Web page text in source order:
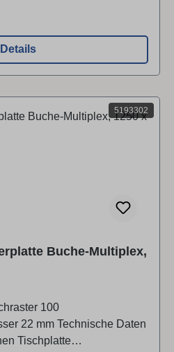
Details
5193302
Buche-Multiplex,
100
Daten
Tischplatte